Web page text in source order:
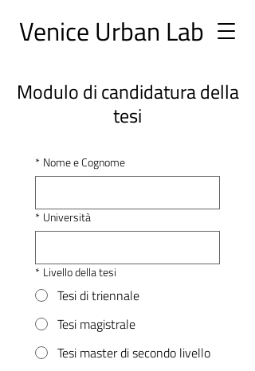
Venice Urban Lab
Modulo di candidatura della
tesi
* Nome e Cognome
* Università
* Livello della tesi
Tesi di triennale
Tesi magistrale
Tesi master di secondo livello